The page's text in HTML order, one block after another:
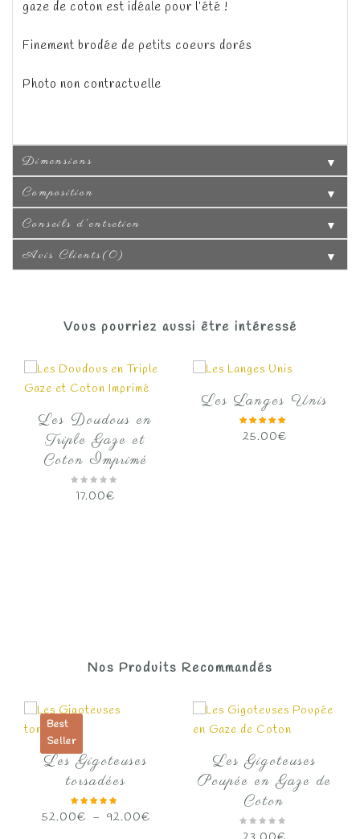
gaze de coton est idéale pour l’été !
Finement brodée de petits coeurs dorés
Photo non contractuelle
Dimensions ▼
Composition ▼
Conseils d'entretien ▼
Avis Clients(0) ▼
Vous pourriez aussi être intéressé
Les Doudous en
Triple Gaze et
Coton Imprimé
17.00€
Les Langes Unis
25.00€
Nos Produits Recommandés
Best
Seller
Les Gigoteuses
torsadées
52.00€ – 92.00€Plage
Les Gigoteuses
Poupée en Gaze de
Coton